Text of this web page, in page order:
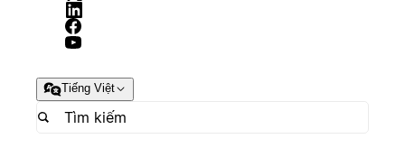
Tiếng Việt